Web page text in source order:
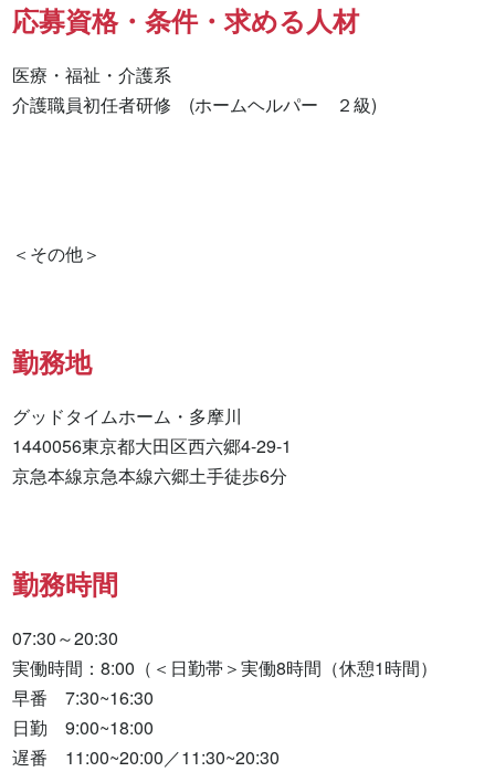
応募資格・条件・求める人材
医療・福祉・介護系
介護職員初任者研修　(ホームヘルパー　２級)
勤務地
グッドタイムホーム・多摩川
1440056東京都大田区西六郷4-29-1
京急本線京急本線六郷土手徒歩6分
勤務時間
07:30～20:30
実働時間：8:00（＜日勤帯＞実働8時間（休憩1時間）
早番　7:30~16:30
日勤　9:00~18:00
遅番　11:00~20:00／11:30~20:30